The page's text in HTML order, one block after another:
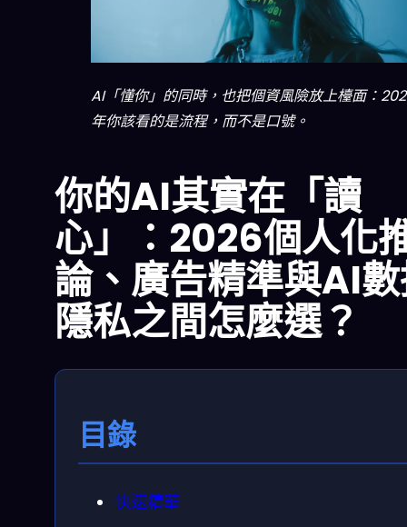
AI「懂你」的同時，也把個資風險放上檯面：
年你該看的是流程，而不是口號。
你的AI其實在「讀
心」：2026個人化
論、廣告精準與AI
隱私之間怎麼選？
目錄
快速精華